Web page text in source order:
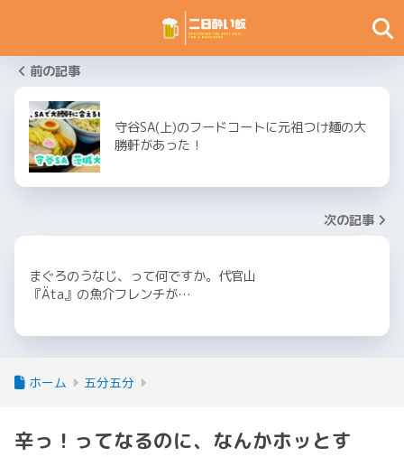
前の記事
守谷SA(上)のフードコートに元祖つけ麺の大
勝軒があった！
次の記事
まぐろのうなじ、って何ですか。代官山
『Äta』の魚介フレンチが…
ホーム 五分五分
辛っ！ってなるのに、なんかホッとす